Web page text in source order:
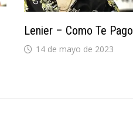
Lenier – Como Te Pago
14 de mayo de 2023